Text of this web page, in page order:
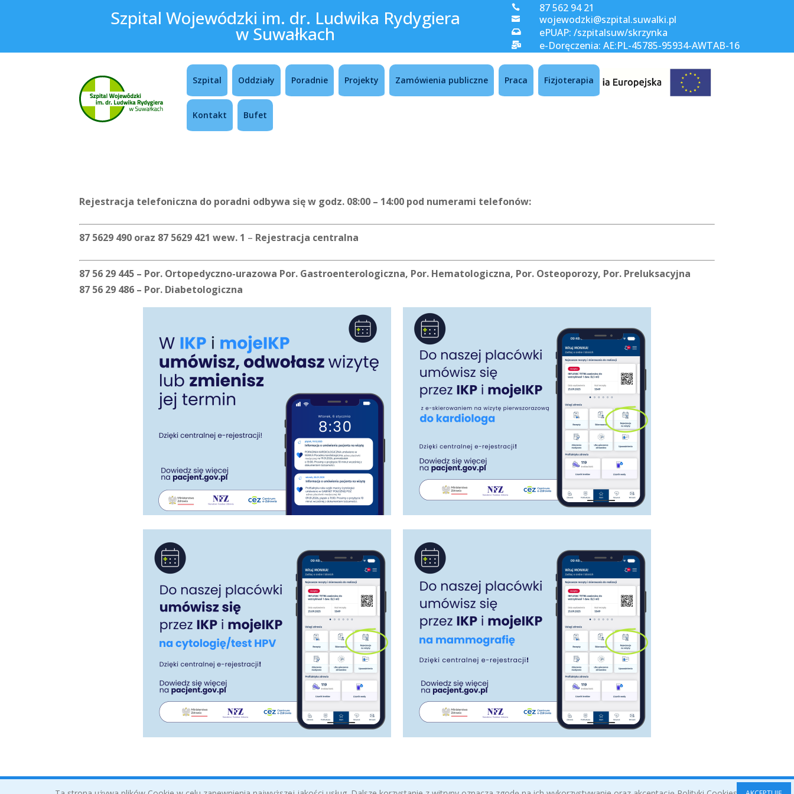
Szpital Wojewódzki im. dr. Ludwika Rydygiera
w Suwałkach
 87 562 94 21
 wojewodzki@szpital.suwalki.pl
 ePUAP: /szpitalsuw/skrzynka
 e-Doręczenia: AE:PL-45785-95934-AWTAB-16
Szpital Oddziały Poradnie Projekty Zamówienia publiczne Praca Fizjoterapia
Kontakt Bufet
Rejestracja telefoniczna do poradni odbywa się w godz. 08:00 – 14:00 pod numerami telefonów:
87 5629 490 oraz 87 5629 421 wew. 1 – Rejestracja centralna
87 56 29 445 – Por. Ortopedyczno-urazowa Por. Gastroenterologiczna, Por. Hematologiczna, Por. Osteoporozy, Por. Preluksacyjna
87 56 29 486 – Por. Diabetologiczna